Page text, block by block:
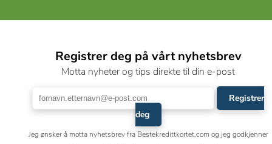
Registrer deg på vårt nyhetsbrev
Motta nyheter og tips direkte til din e-post
Registrer
deg
Jeg ønsker å motta nyhetsbrev fra Bestekredittkortet.com og jeg godkjenner